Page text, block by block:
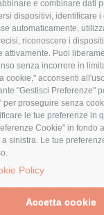
e combinare dati
dispositivi, identificare
automaticamente,
riconoscere i
attivamente. Puoi
senza incorrere in
cookie," acconsenti
"Gestisci Preferenze"
per proseguire senza
le tue preferenze in
Cookie" in fondo
sinistra. Le tue
Policy
Accetta cookie
Meta napoli
piano di sorrento
Regione Campania
sorrento studenti
villa fiorentino
All rights reserved.
Penisola Sorrentina
Policy